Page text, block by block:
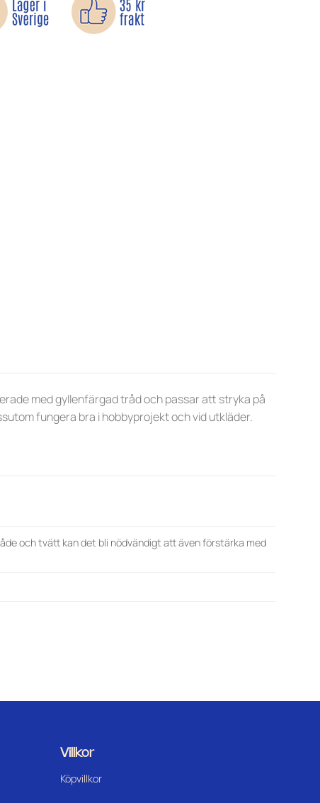
med gyllenfärgad tråd och passar att stryka på
fungera bra i hobbyprojekt och vid utkläder.
och tvätt kan det bli nödvändigt att även förstärka med
Villkor
Köpvillkor